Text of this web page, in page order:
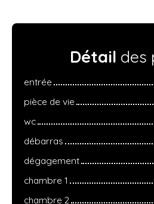
Détail des
entrée
pièce de vie
wc
débarras
dégagement
chambre 1
chambre 2